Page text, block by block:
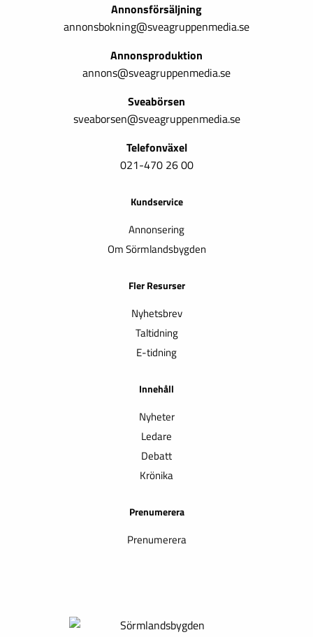
Annonsförsäljning
annonsbokning@sveagruppenmedia.se
Annonsproduktion
annons@sveagruppenmedia.se
Sveabörsen
sveaborsen@sveagruppenmedia.se
Telefonväxel
021-470 26 00
Kundservice
Annonsering
Om Sörmlandsbygden
Fler Resurser
Nyhetsbrev
Taltidning
E-tidning
Innehåll
Nyheter
Ledare
Debatt
Krönika
Prenumerera
Prenumerera